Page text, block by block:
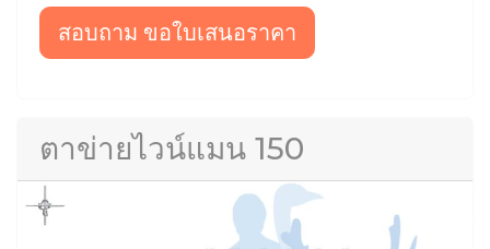
สอบถาม ขอใบเสนอราคา
ตาข่ายไวน์แมน 150